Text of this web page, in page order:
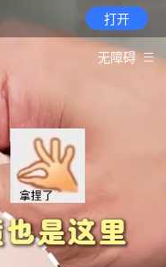
打开
无障碍